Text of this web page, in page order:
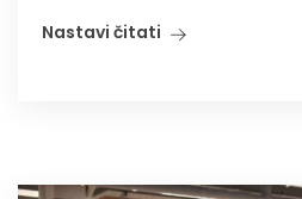
Nastavi čitati